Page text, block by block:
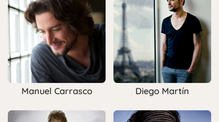
Manuel Carrasco Diego Martín